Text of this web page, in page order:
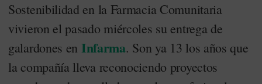
Sostenibilidad en la Farmacia Comunitaria
vivieron el pasado miércoles su entrega de
galardones en Infarma. Son ya 13 los años que
la compañía lleva reconociendo proyectos